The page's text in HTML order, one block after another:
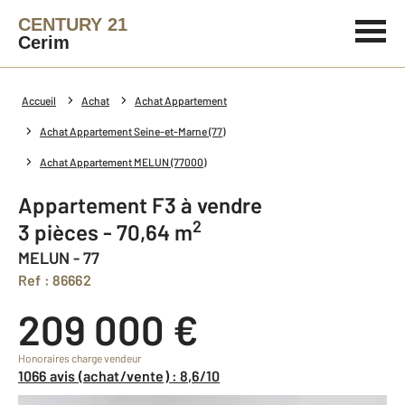
CENTURY 21
Cerim
Accueil Achat Achat Appartement
Achat Appartement Seine-et-Marne (77)
Achat Appartement MELUN (77000)
Appartement F3 à vendre
3 pièces - 70,64 m2
MELUN - 77
Ref : 86662
209 000 €
Honoraires charge vendeur
1066 avis (achat/vente) : 8,6/10